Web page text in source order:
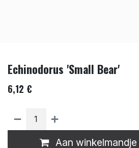
Echinodorus 'Small Bear'
6,12 €
Aan